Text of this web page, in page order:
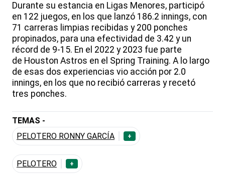
Durante su estancia en Ligas Menores, participó
en 122 juegos, en los que lanzó 186.2 innings, con
71 carreras limpias recibidas y 200 ponches
propinados, para una efectividad de 3.42 y un
récord de 9-15. En el 2022 y 2023 fue parte
de Houston Astros en el Spring Training. A lo largo
de esas dos experiencias vio acción por 2.0
innings, en los que no recibió carreras y recetó
tres ponches.
TEMAS -
PELOTERO RONNY GARCÍA
+
PELOTERO +